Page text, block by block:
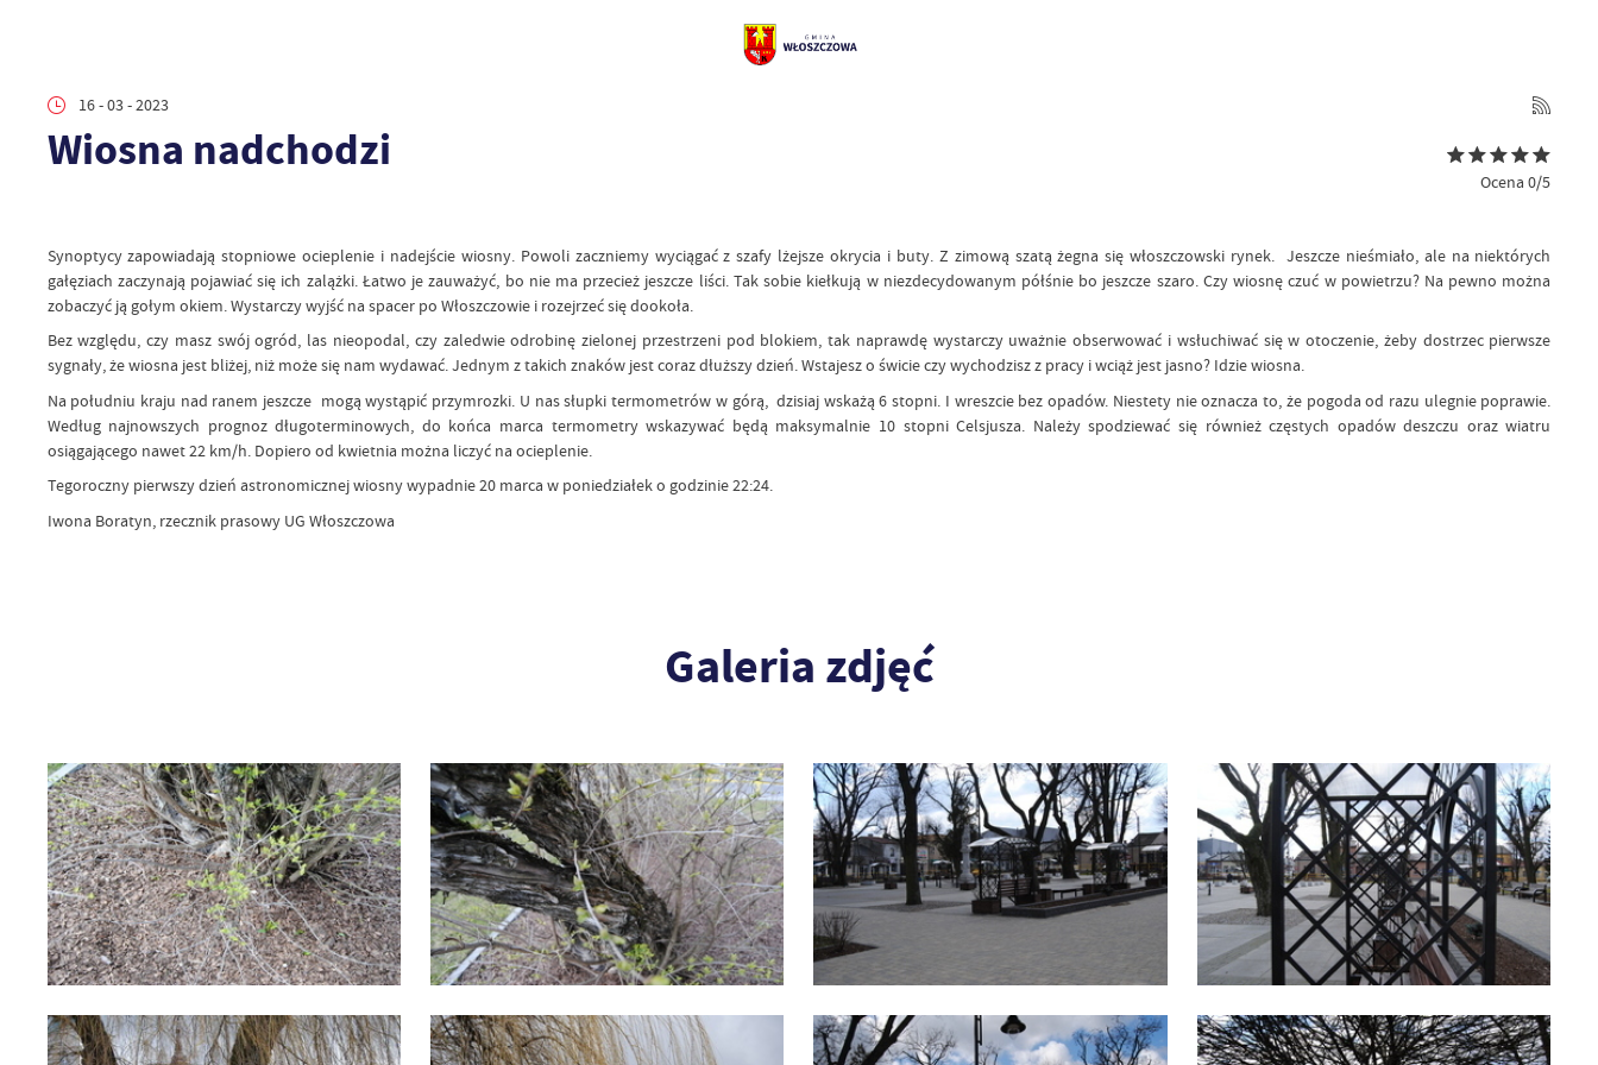
16 - 03 - 2023
Wiosna nadchodzi
Ocena 0/5
Synoptycy zapowiadają stopniowe ocieplenie i nadejście wiosny. Powoli zaczniemy wyciągać z szafy lżejsze okrycia i buty. Z zimową szatą żegna się włoszczowski rynek. Jeszcze nieśmiało, ale na niektórych
gałęziach zaczynają pojawiać się ich zalążki. Łatwo je zauważyć, bo nie ma przecież jeszcze liści. Tak sobie kiełkują w niezdecydowanym półśnie bo jeszcze szaro. Czy wiosnę czuć w powietrzu? Na pewno można
zobaczyć ją gołym okiem. Wystarczy wyjść na spacer po Włoszczowie i rozejrzeć się dookoła.
Bez względu, czy masz swój ogród, las nieopodal, czy zaledwie odrobinę zielonej przestrzeni pod blokiem, tak naprawdę wystarczy uważnie obserwować i wsłuchiwać się w otoczenie, żeby dostrzec pierwsze
sygnały, że wiosna jest bliżej, niż może się nam wydawać. Jednym z takich znaków jest coraz dłuższy dzień. Wstajesz o świcie czy wychodzisz z pracy i wciąż jest jasno? Idzie wiosna.
Na południu kraju nad ranem jeszcze mogą wystąpić przymrozki. U nas słupki termometrów w górą, dzisiaj wskażą 6 stopni. I wreszcie bez opadów. Niestety nie oznacza to, że pogoda od razu ulegnie poprawie.
Według najnowszych prognoz długoterminowych, do końca marca termometry wskazywać będą maksymalnie 10 stopni Celsjusza. Należy spodziewać się również częstych opadów deszczu oraz wiatru
osiągającego nawet 22 km/h. Dopiero od kwietnia można liczyć na ocieplenie.
Tegoroczny pierwszy dzień astronomicznej wiosny wypadnie 20 marca w poniedziałek o godzinie 22:24.
Iwona Boratyn, rzecznik prasowy UG Włoszczowa
Galeria zdjęć